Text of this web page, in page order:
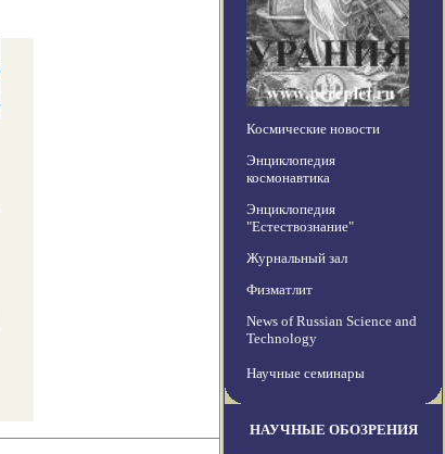
Космические новости
Энциклопедия
космонавтика
Энциклопедия
"Естествознание"
Журнальный зал
Физматлит
News of Russian Science and
Technology
Научные семинары
НАУЧНЫЕ ОБОЗРЕНИЯ